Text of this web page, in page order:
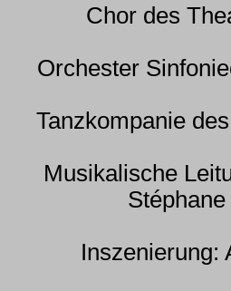
Chor des
Orchester
Tanzkompanie
Musikalische
Inszenierung: